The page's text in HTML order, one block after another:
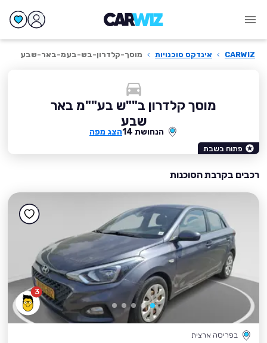
CARWIZ
› אינדקס סוכנויות › מוסך-קלדרון-בש-בעמ-באר-שבע
מוסך קלדרון ב""ש בע""מ באר
שבע
הנחושת 14 הצג מפה
פתוח בשבת
רכבים בקרבת הסוכנות
3
בפריסה ארצית